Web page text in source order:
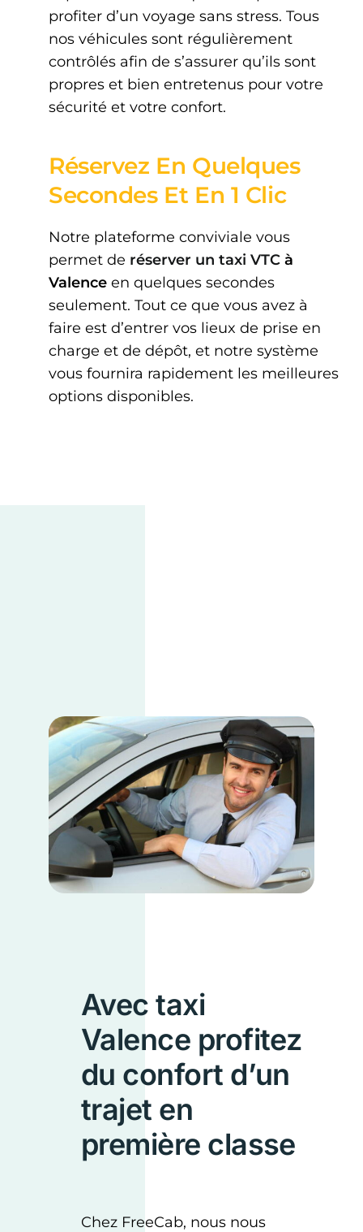
profiter d’un voyage sans stress. Tous
nos véhicules sont régulièrement
contrôlés afin de s’assurer qu’ils sont
propres et bien entretenus pour votre
sécurité et votre confort.
Réservez En Quelques
Secondes Et En 1 Clic
Notre plateforme conviviale vous
permet de réserver un taxi VTCà
Valenceen quelques secondes
seulement. Tout ce que vous avez à
faire est d’entrer vos lieux de prise en
charge et de dépôt, et notre système
vous fournira rapidement les meilleures
options disponibles.
Avec taxi
Valence profitez
du confort d’un
trajet en
première classe
Chez FreeCab, nous nous